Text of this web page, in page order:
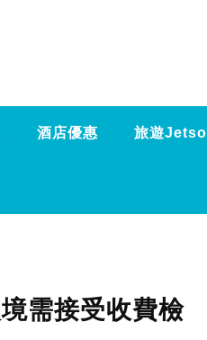
酒店優惠 旅遊Jetso
需接受收費檢